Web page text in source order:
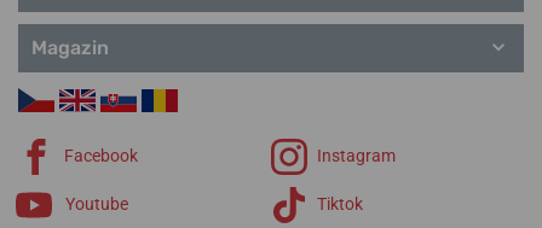
Magazin
Facebook Instagram
Youtube Tiktok